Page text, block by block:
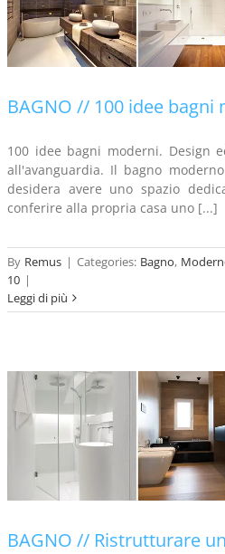
BAGNO // 100 idee bagni
100 idee bagni moderni. Design
all'avanguardia. Il bagno
desidera avere uno spazio
conferire alla propria casa uno [...]
By Remus | Categories: Bagno,
10 |
Leggi di più
BAGNO // Ristrutturare